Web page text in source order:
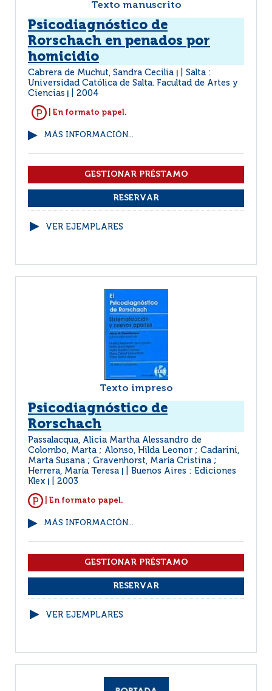
Texto manuscrito
Psicodiagnóstico de
Rorschach en penados por
homicidio
Cabrera de Muchut, Sandra Cecilia
Salta :
Universidad Católica de Salta. Facultad de Artes y
Ciencias
2004
| En formato papel.
MÁS INFORMACIÓN...
VER EJEMPLARES
Texto impreso
Psicodiagnóstico de
Rorschach
Passalacqua, Alicia Martha Alessandro de
Colombo, Marta ; Alonso, Hilda Leonor ; Cadarini,
Marta Susana ; Gravenhorst, María Cristina ;
Herrera, María Teresa
Buenos Aires : Ediciones
Klex
2003
| En formato papel.
MÁS INFORMACIÓN...
VER EJEMPLARES